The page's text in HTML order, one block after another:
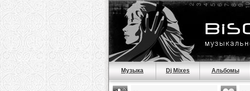
Музыка Dj Mixes Альбомы